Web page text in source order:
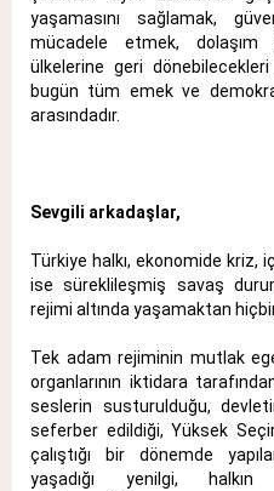
yaşamasını sağlamak,
mücadele etmek, dolaşım
ülkelerine geri
bugün tüm emek ve
arasındadır.
Sevgili arkadaşlar,
Türkiye halkı, ekonomide kriz,
ise süreklileşmiş savaş
rejimi altında yaşamaktan
Tek adam rejiminin mutlak
organlarının iktidara
seslerin susturulduğu,
seferber edildiği, Yüksek
çalıştığı bir dönemde
yaşadığı yenilgi, halkın